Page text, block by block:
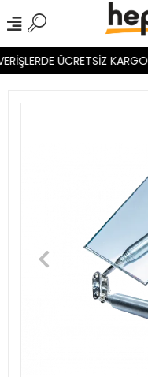
ÜCRETSİZ KARGO!